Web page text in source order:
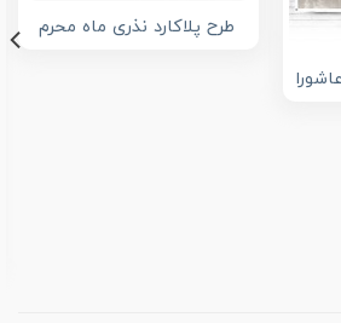
طرح پلاکارد نذری ماه محرم